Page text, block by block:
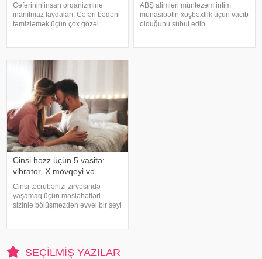
Cəfərinin insan orqanizminə
inanılmaz faydaları. Cəfəri bədəni
təmizləmək üçün çox gözəl
üzərinə, yarım limon sıxırıq
yaxşıca qarışdırırıq
ABŞ alimləri müntəzəm intim
münasibətin xoşbəxtlik üçün vacib
olduğunu sübut edib.
Cinsi həzz üçün 5 vasitə:
vibrator, X mövqeyi və
Cinsi təcrübənizi zirvəsində
yaşamaq üçün məsləhətləri
sizinlə bölüşməzdən əvvəl bir şeyi
başqSEÇILMIŞ YAZILAR